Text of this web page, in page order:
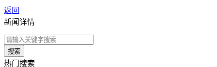
返回
新闻详情
搜索
热门搜索